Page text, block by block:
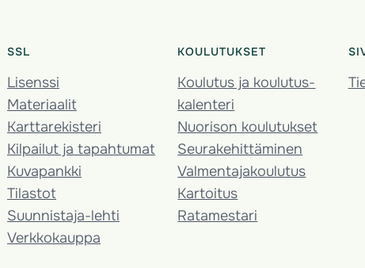
SSL
Lisenssi
Materiaalit
Karttarekisteri
Kilpailut ja tapahtumat
Kuvapankki
Tilastot
Suunnistaja-lehti
Verkkokauppa
KOULUTUKSET
Koulutus ja koulutus­
kalenteri
Nuorison koulutukset
Seura­kehittäminen
Valmentaja­koulutus
Kartoitus
Ratamestari